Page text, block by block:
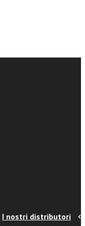
I nostri distributori